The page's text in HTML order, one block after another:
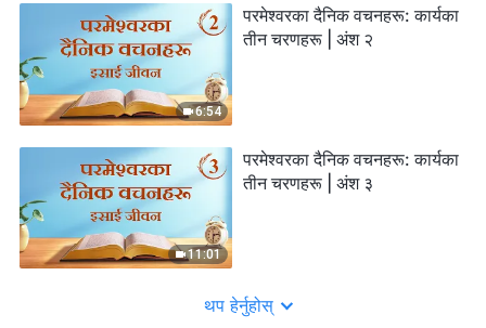
6:54
परमेश्‍वरका दैनिक वचनहरू: कार्यका
तीन चरणहरू | अंश २
11:01
परमेश्‍वरका दैनिक वचनहरू: कार्यका
तीन चरणहरू | अंश ३
थप हेर्नुहोस्